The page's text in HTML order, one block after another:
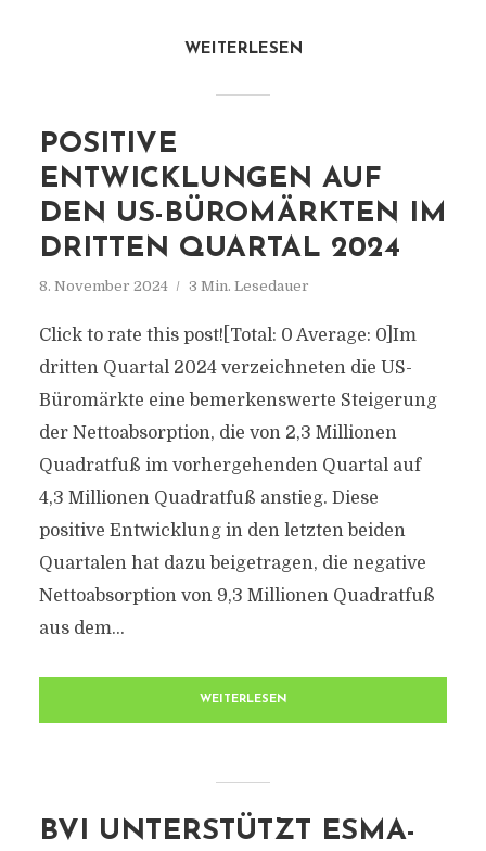
WEITERLESEN
POSITIVE
ENTWICKLUNGEN AUF
DEN US-BÜROMÄRKTEN IM
DRITTEN QUARTAL 2024
8. November 2024 3 Min. Lesedauer
Click to rate this post![Total: 0 Average: 0]Im
dritten Quartal 2024 verzeichneten die US-
Büromärkte eine bemerkenswerte Steigerung
der Nettoabsorption, die von 2,3 Millionen
Quadratfuß im vorhergehenden Quartal auf
4,3 Millionen Quadratfuß anstieg. Diese
positive Entwicklung in den letzten beiden
Quartalen hat dazu beigetragen, die negative
Nettoabsorption von 9,3 Millionen Quadratfuß
aus dem...
WEITERLESEN
BVI UNTERSTÜTZT ESMA-